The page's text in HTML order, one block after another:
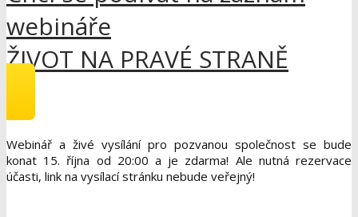
webináře
ŽIVOT NA PRAVÉ STRANĚ
Webinář a živé vysílání pro pozvanou společnost se bude
konat 15. října od 20:00 a je zdarma! Ale nutná rezervace
účasti, link na vysílací stránku nebude veřejný!